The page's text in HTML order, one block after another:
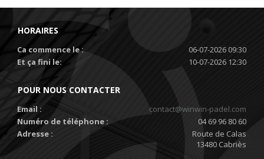
HORAIRES
Ca commence le :
06-07-2026 09:30
Et ça fini le:
10-07-2026 12:30
POUR NOUS CONTACTER
Email :
contact@winwin-padel.com
Numéro de téléphone :
04 69 96 80 60
Adresse :
Route de Calas
13480 Cabriès